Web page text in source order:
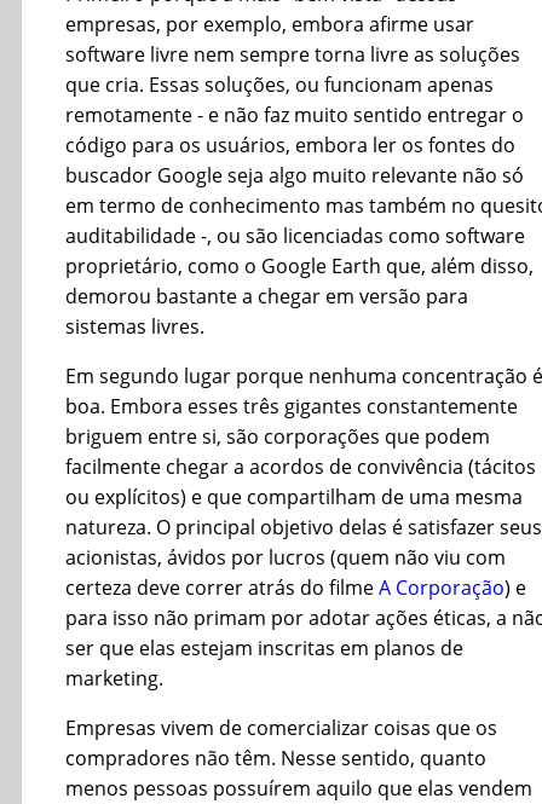
empresas, por exemplo, embora afirme usar
software livre nem sempre torna livre as soluções
que cria. Essas soluções, ou funcionam apenas
remotamente - e não faz muito sentido entregar o
código para os usuários, embora ler os fontes do
buscador Google seja algo muito relevante não só
em termo de conhecimento mas também no
auditabilidade -, ou são licenciadas como software
proprietário, como o Google Earth que, além disso,
demorou bastante a chegar em versão para
sistemas livres.
Em segundo lugar porque nenhuma concentração é
boa. Embora esses três gigantes constantemente
briguem entre si, são corporações que podem
facilmente chegar a acordos de convivência (tácitos
ou explícitos) e que compartilham de uma mesma
natureza. O principal objetivo delas é satisfazer seus
acionistas, ávidos por lucros (quem não viu com
certeza deve correr atrás do filmeA Corporação) e
para isso não primam por adotar ações éticas, a
ser que elas estejam inscritas em planos de
marketing.
Empresas vivem de comercializar coisas que os
compradores não têm. Nesse sentido, quanto
menos pessoas possuírem aquilo que elas vendem